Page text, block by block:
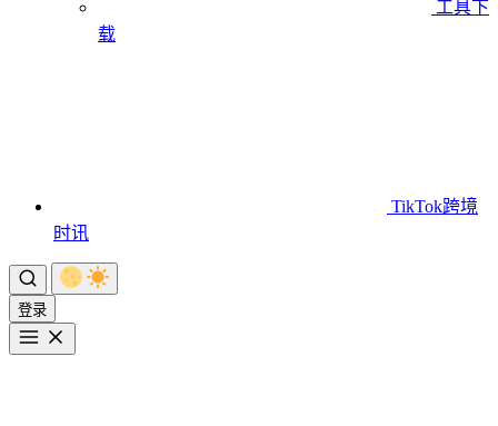
工具下
载
TikTok跨境
时讯
登录